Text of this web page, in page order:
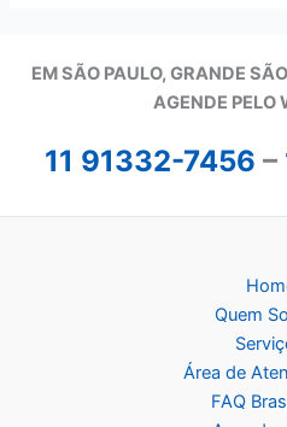
São
EM SÃO PAULO, GRANDE
AGENDE PELO
11 91332-7456 –
Quem
Área de
FAQ